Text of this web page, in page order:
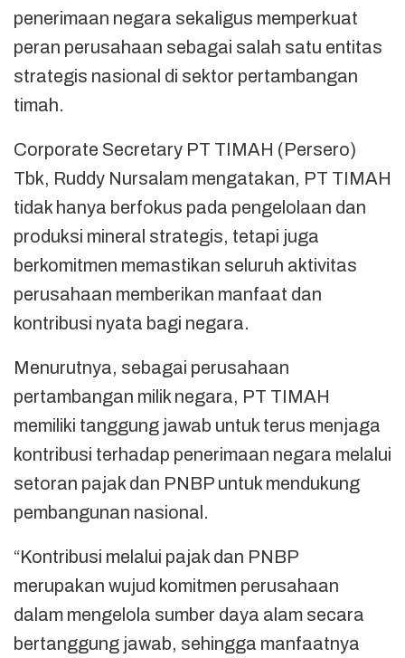
penerimaan negara sekaligus memperkuat
peran perusahaan sebagai salah satu entitas
strategis nasional di sektor pertambangan
timah.
Corporate Secretary PT TIMAH (Persero)
Tbk, Ruddy Nursalam mengatakan, PT TIMAH
tidak hanya berfokus pada pengelolaan dan
produksi mineral strategis, tetapi juga
berkomitmen memastikan seluruh aktivitas
perusahaan memberikan manfaat dan
kontribusi nyata bagi negara.
Menurutnya, sebagai perusahaan
pertambangan milik negara, PT TIMAH
memiliki tanggung jawab untuk terus menjaga
kontribusi terhadap penerimaan negara melalui
setoran pajak dan PNBP untuk mendukung
pembangunan nasional.
“Kontribusi melalui pajak dan PNBP
merupakan wujud komitmen perusahaan
dalam mengelola sumber daya alam secara
bertanggung jawab, sehingga manfaatnya